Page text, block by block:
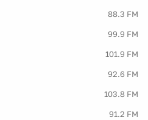
88.3 FM
99.9 FM
101.9 FM
92.6 FM
103.8 FM
91.2 FM